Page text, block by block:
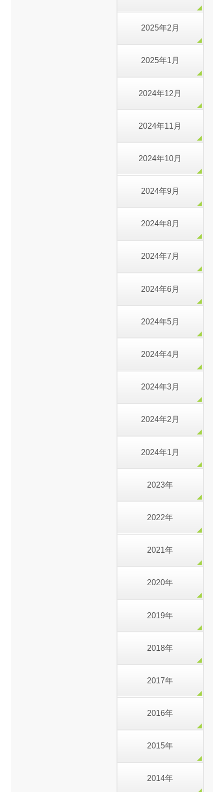
2025年2月
2025年1月
2024年12月
2024年11月
2024年10月
2024年9月
2024年8月
2024年7月
2024年6月
2024年5月
2024年4月
2024年3月
2024年2月
2024年1月
2023年
2022年
2021年
2020年
2019年
2018年
2017年
2016年
2015年
2014年